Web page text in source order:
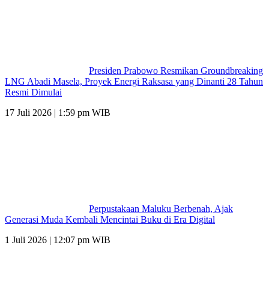
Presiden Prabowo Resmikan Groundbreaking
LNG Abadi Masela, Proyek Energi Raksasa yang Dinanti 28 Tahun
Resmi Dimulai
17 Juli 2026 | 1:59 pm WIB
Perpustakaan Maluku Berbenah, Ajak
Generasi Muda Kembali Mencintai Buku di Era Digital
1 Juli 2026 | 12:07 pm WIB